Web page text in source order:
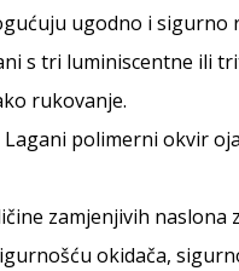
ugodno i sigurno
s tri luminiscentne ili
rukovanje.
polimerni okvir
zamjenjivih
okidača,